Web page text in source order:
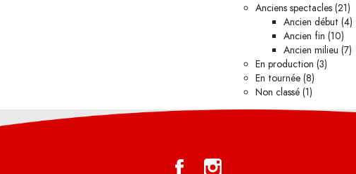
Anciens spectacles (21)
Ancien début (4)
Ancien fin (10)
Ancien milieu (7)
En production (3)
En tournée (8)
Non classé (1)